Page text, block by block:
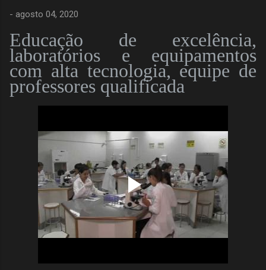
- agosto 04, 2020
Educação de excelência,
laboratórios e equipamentos
com alta tecnologia, equipe de
professores qualificada